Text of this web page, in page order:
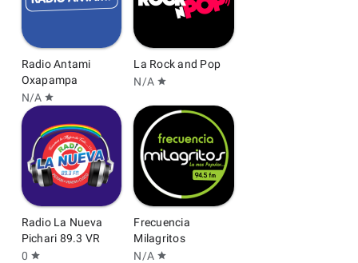
Radio Antami
Oxapampa
N/A star
La Rock and Pop
N/A star
Radio La Nueva
Pichari 89.3 VR
0 star
Frecuencia
Milagritos
N/A star